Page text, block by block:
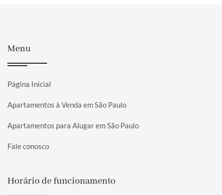
Menu
Página Inicial
Apartamentos à Venda em São Paulo
Apartamentos para Alugar em São Paulo
Fale conosco
Horário de funcionamento